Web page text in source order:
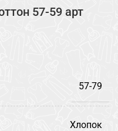
57-59 арт
57-79
Хлопок